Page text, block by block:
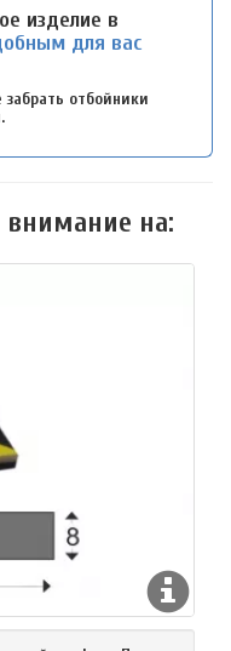
изделие в
для вас
отбойники
на: